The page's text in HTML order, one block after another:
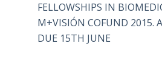
FELLOWSHIPS IN
M+VISIÓN COFUND 2015.
DUE 15TH JUNE